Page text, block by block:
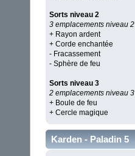
Sorts niveau 2
3 emplacements niveau 2
+ Rayon ardent
+ Corde enchantée
- Fracassement
- Sphère de feu
Sorts niveau 3
2 emplacements niveau 3
+ Boule de feu
+ Cercle magique
Karden - Paladin 5